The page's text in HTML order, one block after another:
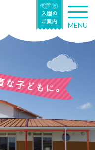
T
o
g
n
g
a
t
MENU